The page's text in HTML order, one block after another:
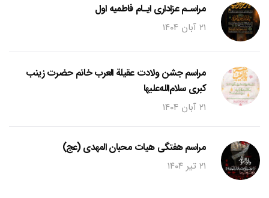
مراسـم عزاداری ایـام فاطمیه اول
۲۱ آبان ۱۴۰۴
مراسم جشن ولادت عقیلة العرب خانم حضرت زینب
کبری سلام‌الله‌علیها
۲۱ آبان ۱۴۰۴
مراسم هفتگی هیات محبان المهدی (عج)
۲۱ تیر ۱۴۰۴